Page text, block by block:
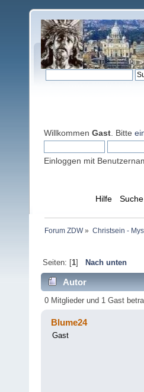
Willkommen Gast . Bitte
Einloggen mit
Hilfe Suche
Forum ZDW» Christsein -
Seiten: [1] Nach unten
Autor
0 Mitglieder und 1 Gast
Blume24
Gast